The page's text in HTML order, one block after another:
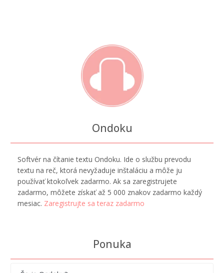
Ondoku
Softvér na čítanie textu Ondoku. Ide o službu prevodu
textu na reč, ktorá nevyžaduje inštaláciu a môže ju
používať ktokoľvek zadarmo. Ak sa zaregistrujete
zadarmo, môžete získať až 5 000 znakov zadarmo každý
mesiac. Zaregistrujte sa teraz zadarmo
Ponuka